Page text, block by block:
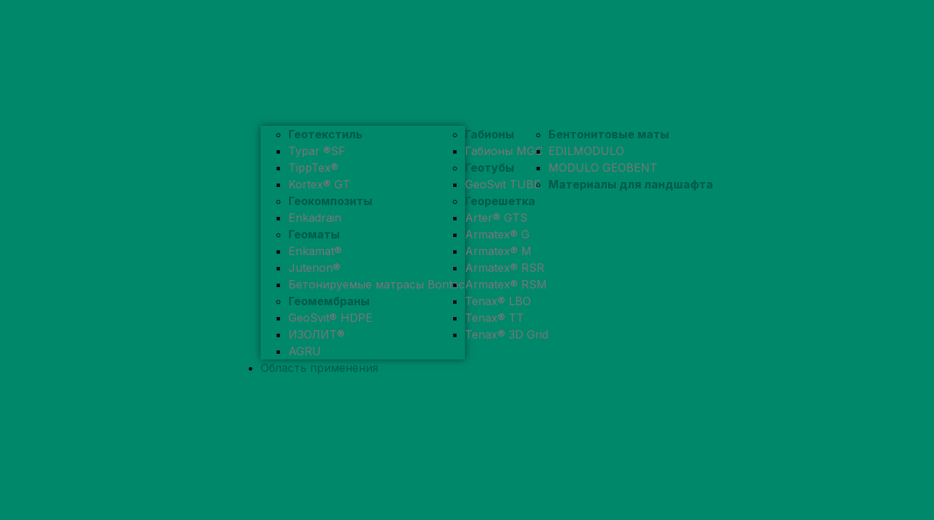
Геотекстиль
Typar ®SF
TippTex®
Kortex® GT
Геокомпозиты
Enkadrain
Геоматы
Enkamat®
Jutenon®
Бетонируемые матрасы Bontec
Геомембраны
GeoSvit® HDPE
ИЗОЛИТ®
AGRU
Габионы
Габионы MGC
Геотубы
GeoSvit TUBE
Георешетка
Arter® GTS
Armatex® G
Armatex® M
Armatex® RSR
Armatex® RSM
Tenax® LBO
Tenax® TT
Tenax® 3D Grid
Бентонитовые маты
EDILMODULO
MODULO GEOBENT
Материалы для ландшафта
Область применения